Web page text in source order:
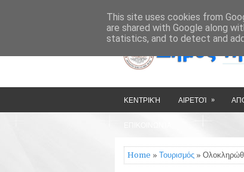
HOME ΔΉΜΟΣ ΤΉΝΟΥ » »
ΚΕΝΤΡΙΚΉ ΑΙΡΕΤΟΊ »
Home » Τουρισμός »
This site uses cookies from
are shared with Google along
statistics, and to detect and